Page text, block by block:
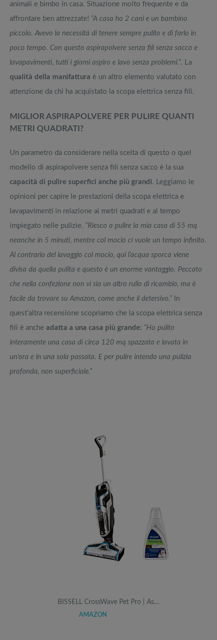
animali e bimbo in casa. Situazione molto frequente e da
affrontare ben attrezzate! “A casa ho 2 cani e un bambino
piccolo. Avevo la necessità di tenere sempre pulito e di farlo in
poco tempo. Con questo aspirapolvere senza fili senza sacco e
lavapavimenti, tutti i giorni aspiro e lavo senza problemi.”. La
qualità della manifattura è un altro elemento valutato con
attenzione da chi ha acquistato la scopa elettrica senza fili.
MIGLIOR ASPIRAPOLVERE PER PULIRE QUANTI
METRI QUADRATI?
Un parametro da considerare nella scelta di questo o quel
modello di aspirapolvere senza fili senza sacco è la sua
capacità di pulire superfici anche più grandi. Leggiamo le
opinioni per capire le prestazioni della scopa elettrica e
lavapavimenti in relazione ai metri quadrati e al tempo
impiegato nelle pulizie. “Riesco a pulire la mia casa di 55 mq
neanche in 5 minuti, mentre col mocio ci vuole un tempo infinito.
Al contrario del lavaggio col mocio, qui l’acqua sporca viene
divisa da quella pulita e questo è un enorme vantaggio. Peccato
che nella confezione non vi sia un altro rullo di ricambio, ma è
facile da trovare su Amazon, come anche il detersivo.” In
quest’altra recensione scopriamo che la scopa elettrica senza
fili è anche adatta a una casa più grande: “Ho pulito
interamente una casa di circa 120 mq spazzata e lavata in
un’ora e in una sola passata. E per pulire intendo una pulizia
profonda, non superficiale.”
BISSELL CrossWave Pet Pro | As…
AMAZON